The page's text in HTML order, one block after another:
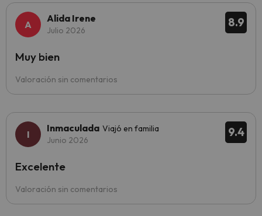
8.9
Alida Irene
Julio 2026
Valoración sin comentarios
Muy bien
9.4
Inmaculada Viajó en familia
Junio 2026
Valoración sin comentarios
Excelente